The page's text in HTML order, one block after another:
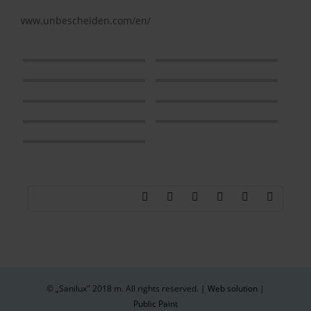
www.unbescheiden.com/en/
© „Sanilux" 2018 m. All rights reserved. | Web solution |
Public Paint